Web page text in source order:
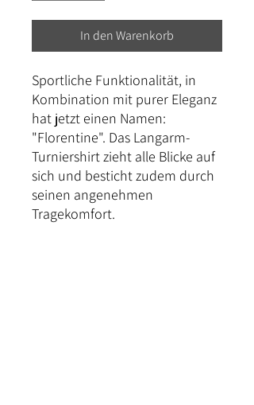
In den Warenkorb
Sportliche Funktionalität, in
Kombination mit purer Eleganz
hat jetzt einen Namen:
"Florentine". Das Langarm-
Turniershirt zieht alle Blicke auf
sich und besticht zudem durch
seinen angenehmen
Tragekomfort.